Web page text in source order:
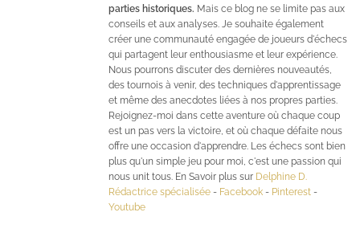
parties historiques. Mais ce blog ne se limite pas aux
conseils et aux analyses. Je souhaite également
créer une communauté engagée de joueurs d'échecs
qui partagent leur enthousiasme et leur expérience.
Nous pourrons discuter des dernières nouveautés,
des tournois à venir, des techniques d'apprentissage
et même des anecdotes liées à nos propres parties.
Rejoignez-moi dans cette aventure où chaque coup
est un pas vers la victoire, et où chaque défaite nous
offre une occasion d'apprendre. Les échecs sont bien
plus qu'un simple jeu pour moi, c'est une passion qui
nous unit tous. En Savoir plus sur Delphine D.
Rédactrice spécialisée - Facebook - Pinterest -
Youtube